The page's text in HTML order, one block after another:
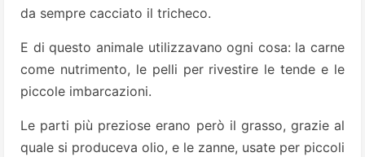
da sempre cacciato il tricheco.
E di questo animale utilizzavano ogni cosa: la carne
come nutrimento, le pelli per rivestire le tende e le
piccole imbarcazioni.
Le parti più preziose erano però il grasso, grazie al
quale si produceva olio, e le zanne, usate per piccoli